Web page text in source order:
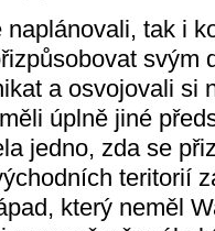
tak i
svým
a osvojovali si
úplně jiné
jedno, zda se
teritorií
který neměl